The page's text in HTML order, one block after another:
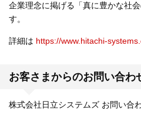
企業理念に掲げる「真に豊かな社
す。
詳細は https://www.hitachi-
お客さまからのお問い合わ
株式会社日立システムズ お問い合